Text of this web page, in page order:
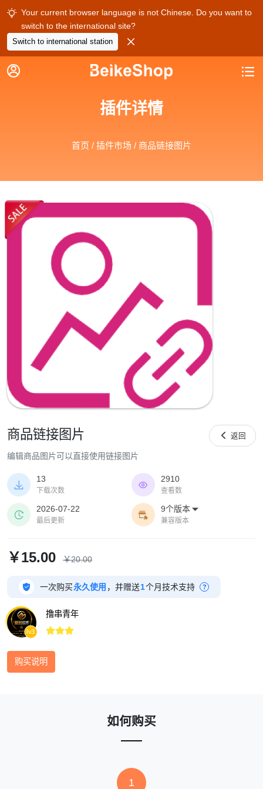
 Your current browser language is not Chinese. Do you want to
switch to the international site?
Switch to international station 
 
插件详情
首页 / 插件市场 / 商品链接图片
商品链接图片
编辑商品图片可以直接使用链接图片
 返回

13
下载次数

2910
查看数

2026-07-22
最后更新

9个版本 
兼容版本
￥15.00 ￥20.00
 一次购买永久使用 ，并赠送1个月技术支持 ?
lv3
撸串青年

购买说明
如何购买
1